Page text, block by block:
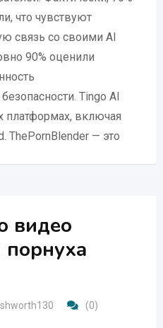
что чувствуют
связь со своими AI
90% оценили
Tingo AI
платформах, включая
ThePornBlender — это
видео
(0)